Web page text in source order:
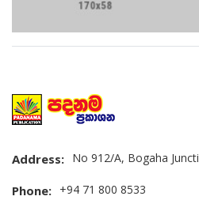
Address: No 912/A, Bogaha
Phone: +94 71 800 8533